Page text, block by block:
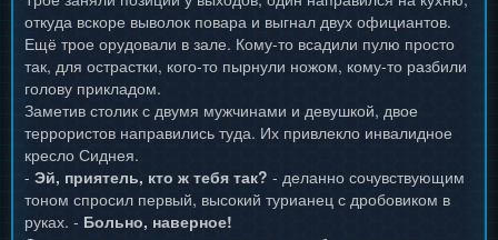
откуда вскоре выволок повара и выгнал двух официантов.
Ещё трое орудовали в зале. Кому-то всадили пулю просто
так, для острастки, кого-то пырнули ножом, кому-то разбили
голову прикладом.
Заметив столик с двумя мужчинами и девушкой, двое
террористов направились туда. Их привлекло инвалидное
кресло Сиднея.
- Эй, приятель, кто ж тебя так? - деланно сочувствующим
тоном спросил первый, высокий турианец с дробовиком в
руках. - Больно, наверное!